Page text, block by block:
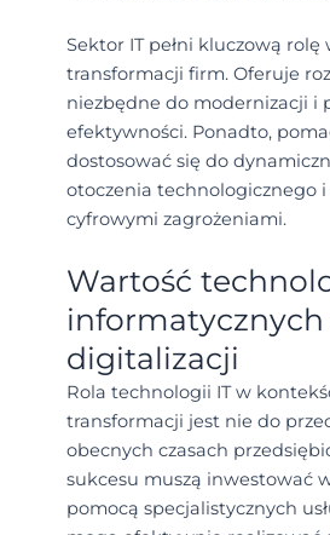
Sektor IT pełni kluczową
transformacji firm. Oferuje
niezbędne do modernizacji i
efektywności. Ponadto,
dostosować się do
otoczenia technologicznego i
cyfrowymi zagrożeniami.
Wartość
informatycznych
digitalizacji
Rola technologii IT w
transformacji jest nie do
obecnych czasach
sukcesu muszą inwestować
pomocą specjalistycznych